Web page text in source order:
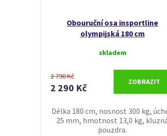
Obouruční osa insportline
olympijská 180 cm
skladem
2 790 Kč
2 290 Kč
ZOBRAZIT
Délka 180 cm, nosnost 300 kg,
25 mm, hmotnost 13,0 kg,
pouzdra.